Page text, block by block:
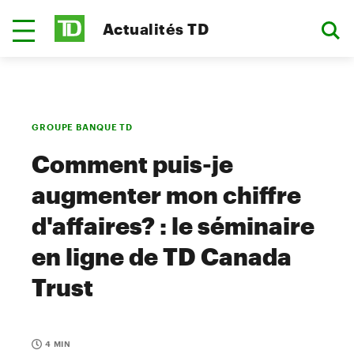
Actualités TD
GROUPE BANQUE TD
Comment puis-je
augmenter mon chiffre
d'affaires? : le séminaire
en ligne de TD Canada
Trust
4 MIN